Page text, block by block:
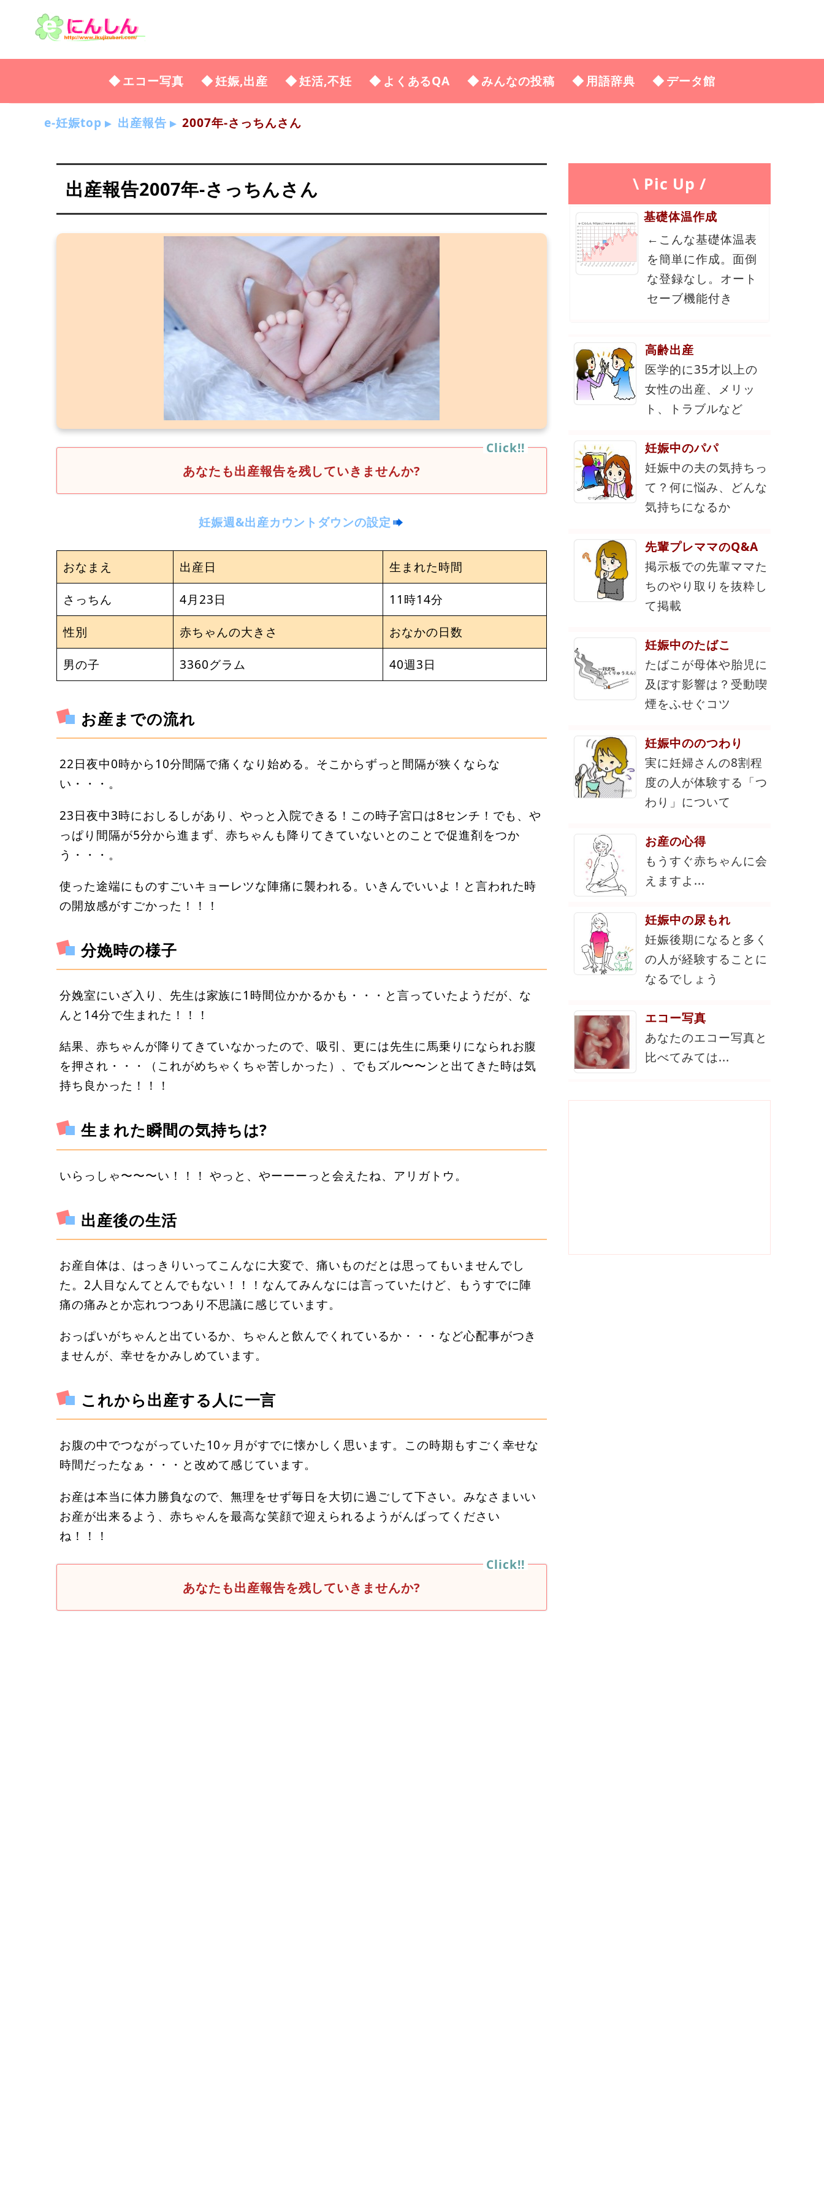
エコー写真 妊娠,出産 妊活,不妊 よくあるQA みんなの投稿 用語辞典 データ館
e-妊娠top 出産報告 2007年-さっちんさん
出産報告2007年-さっちんさん
あなたも出産報告を残していきませんか?
妊娠週&出産カウントダウンの設定
おなまえ 出産日
生まれた時間
さっちん
4月23日
11時14分
性別
赤ちゃんの大きさ
おなかの日数
男の子
3360グラム 40週3日
お産までの流れ
22日夜中0時から10分間隔で痛くなり始める。そこからずっと間隔が狭くならな
い・・・。
23日夜中3時におしるしがあり、やっと入院できる！この時子宮口は8センチ！でも、や
っぱり間隔が5分から進まず、赤ちゃんも降りてきていないとのことで促進剤をつか
う・・・。
使った途端にものすごいキョーレツな陣痛に襲われる。いきんでいいよ！と言われた時
の開放感がすごかった！！！
分娩時の様子
分娩室にいざ入り、先生は家族に1時間位かかるかも・・・と言っていたようだが、な
んと14分で生まれた！！！
結果、赤ちゃんが降りてきていなかったので、吸引、更には先生に馬乗りになられお腹
を押され・・・（これがめちゃくちゃ苦しかった）、でもズル〜〜ンと出てきた時は気
持ち良かった！！！
生まれた瞬間の気持ちは?
いらっしゃ〜〜〜い！！！ やっと、やーーーっと会えたね、アリガトウ。
出産後の生活
お産自体は、はっきりいってこんなに大変で、痛いものだとは思ってもいませんでし
た。2人目なんてとんでもない！！！なんてみんなには言っていたけど、もうすでに陣
痛の痛みとか忘れつつあり不思議に感じています。
おっぱいがちゃんと出ているか、ちゃんと飲んでくれているか・・・など心配事がつき
ませんが、幸せをかみしめています。
これから出産する人に一言
お腹の中でつながっていた10ヶ月がすでに懐かしく思います。この時期もすごく幸せな
時間だったなぁ・・・と改めて感じています。
お産は本当に体力勝負なので、無理をせず毎日を大切に過ごして下さい。みなさまいい
お産が出来るよう、赤ちゃんを最高な笑顔で迎えられるようがんばってください
ね！！！
あなたも出産報告を残していきませんか?
\ Pic Up /
基礎体温作成
←こんな基礎体温表
を簡単に作成。面倒
な登録なし。オート
セーブ機能付き
高齢出産
医学的に35才以上の
女性の出産、メリッ
ト、トラブルなど
妊娠中のパパ
妊娠中の夫の気持ちっ
て？何に悩み、どんな
気持ちになるか
先輩プレママのQ&A
掲示板での先輩ママた
ちのやり取りを抜粋し
て掲載
妊娠中のたばこ
たばこが母体や胎児に
及ぼす影響は？受動喫
煙をふせぐコツ
妊娠中ののつわり
実に妊婦さんの8割程
度の人が体験する「つ
わり」について
お産の心得
もうすぐ赤ちゃんに会
えますよ...
妊娠中の尿もれ
妊娠後期になると多く
の人が経験することに
なるでしょう
エコー写真
あなたのエコー写真と
比べてみては...